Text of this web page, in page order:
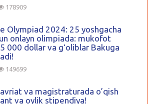
178909
Olympiad 2024: 25 yoshgacha
onlayn olimpiada: mukofot
000 dollar va gʻoliblar Bakuga
149699
va magistraturada o’qish
va oylik stipendiya!